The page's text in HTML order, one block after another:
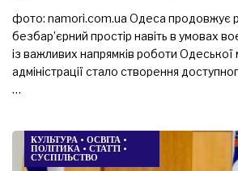
фото: namori.com.ua Одеса продовжує
безбар’єрний простір навіть в умовах
із важливих напрямків роботи Одеської
адміністрації стало створення
…
КУЛЬТУРА • ОСВІТА •
ПОЛІТИКА • СТАТТІ •
СУСПІЛЬСТВО